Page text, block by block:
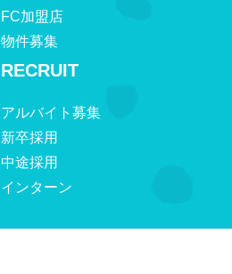
FC加盟店
物件募集
RECRUIT
アルバイト募集
新卒採用
中途採用
インターン